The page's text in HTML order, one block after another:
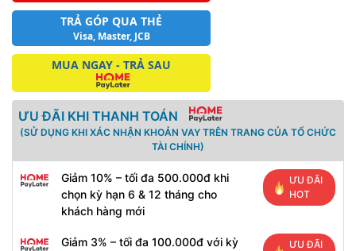
TRẢ GÓP QUA THẺ
Visa, Master, JCB
MUA NGAY - TRẢ SAU
ƯU ĐÃI KHI THANH TOÁN
(SỬ DỤNG KHI XÁC NHẬN KHOẢN VAY TRÊN TRANG CỦA TỔ CHỨC
TÀI CHÍNH)
Giảm 10% – tối đa 500.000đ khi
chọn kỳ hạn 6 & 12 tháng cho
khách hàng mới
ƯU ĐÃI
HOT
Giảm 3% – tối đa 100.000đ với kỳ
ƯU ĐÃI